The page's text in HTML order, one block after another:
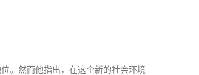
。然而他指出，在这个新的社会环境